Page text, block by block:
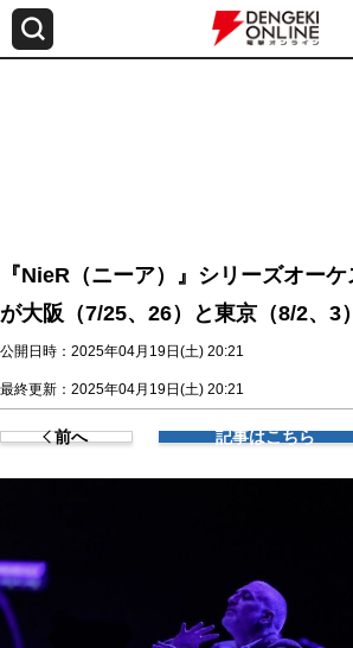
『NieR（ニーア）』シリーズオー
が大阪（7/25、26）と東京（8/2、3
公開日時：2025年04月19日(土) 20:21
最終更新：2025年04月19日(土) 20:21
前へ 記事はこちら